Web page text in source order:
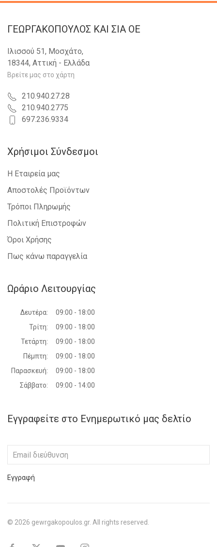
ΓΕΩΡΓΑΚΟΠΟΥΛΟΣ KAI ΣΙΑ OE
Ιλισσού 51, Μοσχάτο,
18344, Αττική - Ελλάδα
Βρείτε μας στο χάρτη
210.940.27.28
210.940.2775
697.236.9334
Χρήσιμοι Σύνδεσμοι
Η Εταιρεία μας
Αποστολές Προϊόντων
Τρόποι Πληρωμής
Πολιτική Επιστροφών
Όροι Χρήσης
Πως κάνω παραγγελία
Ωράριο Λειτουργίας
Δευτέρα:
09:00 - 18:00
Τρίτη:
09:00 - 18:00
Τετάρτη:
09:00 - 18:00
Πέμπτη:
09:00 - 18:00
Παρασκευή:
09:00 - 18:00
Σάββατο:
09:00 - 14:00
Εγγραφείτε στο Ενημερωτικό μας δελτίο
Εγγραφή
© 2026 gewrgakopoulos.gr. All rights reserved.